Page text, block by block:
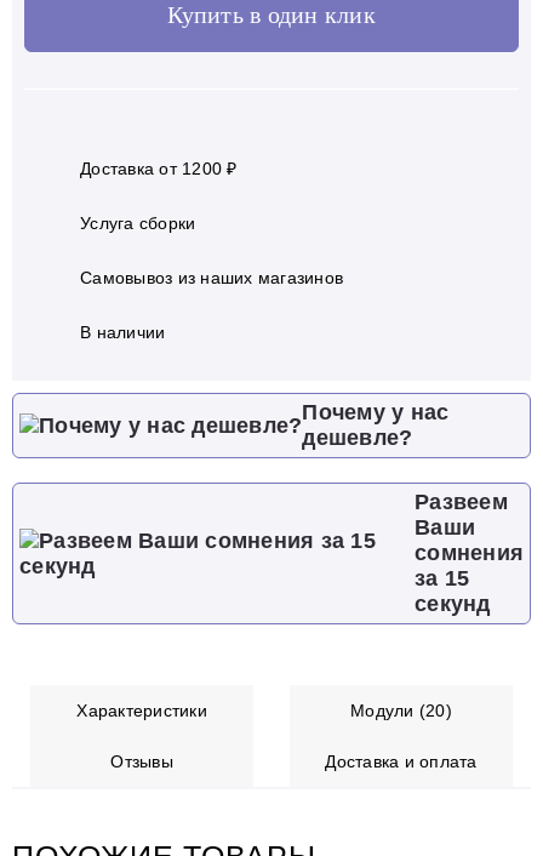
Купить в один клик
Доставка от 1200 ₽
Услуга сборки
Самовывоз из наших магазинов
В наличии
Почему у нас
дешевле?
Развеем
Ваши
сомнения
за 15
секунд
Характеристики Модули (20)
Отзывы Доставка и оплата